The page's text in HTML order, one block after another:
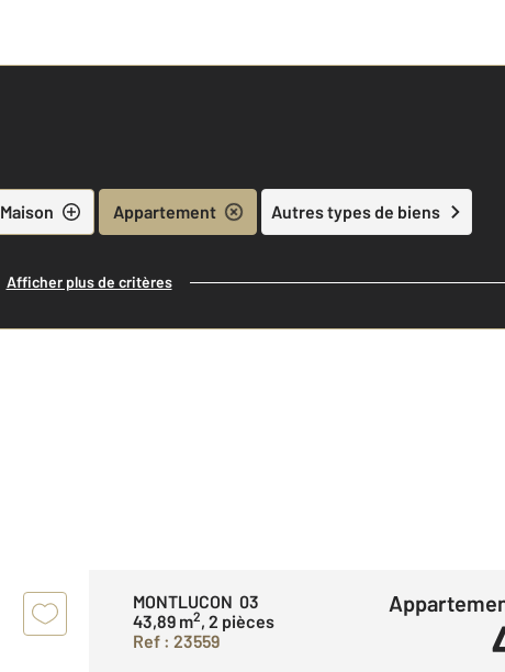
Maison Appartement Autres types de biens
Afficher plus de critères
MONTLUCON 03
43,89 m2, 2 pièces
Ref : 23559